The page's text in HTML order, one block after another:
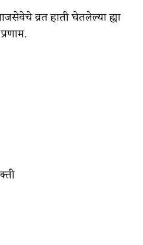
व्रत हाती घेतलेल्या ह्या